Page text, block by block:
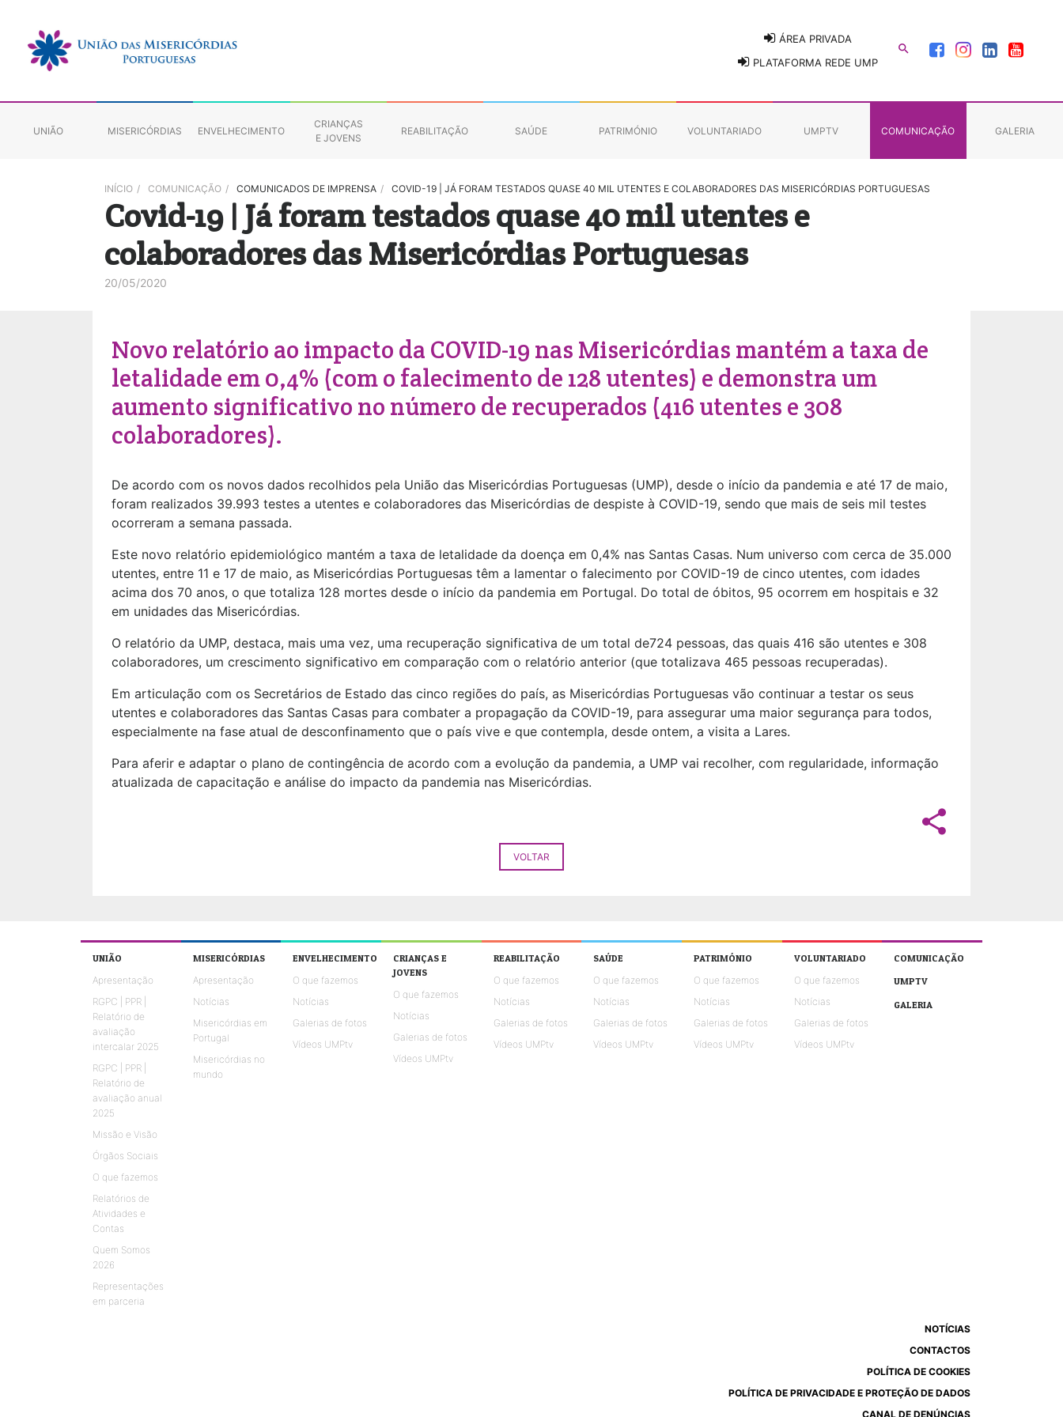
ÁREA PRIVADA
PLATAFORMA REDE UMP

UNIÃO MISERICÓRDIAS ENVELHECIMENTO
CRIANÇAS
E JOVENS
REABILITAÇÃO SAÚDE PATRIMÓNIO VOLUNTARIADO UMPTV COMUNICAÇÃO GALERIA
INÍCIO / COMUNICAÇÃO / COMUNICADOS DE IMPRENSA / COVID-19 | JÁ FORAM TESTADOS QUASE 40 MIL UTENTES E COLABORADORES DAS MISERICÓRDIAS PORTUGUESAS
Covid-19 | Já foram testados quase 40 mil utentes e
colaboradores das Misericórdias Portuguesas
20/05/2020
Novo relatório ao impacto da COVID-19 nas Misericórdias mantém a taxa de
letalidade em 0,4% (com o falecimento de 128 utentes) e demonstra um
aumento significativo no número de recuperados (416 utentes e 308
colaboradores).
De acordo com os novos dados recolhidos pela União das Misericórdias Portuguesas (UMP), desde o início da pandemia e até 17 de maio,
foram realizados 39.993 testes a utentes e colaboradores das Misericórdias de despiste à COVID-19, sendo que mais de seis mil testes
ocorreram a semana passada.
Este novo relatório epidemiológico mantém a taxa de letalidade da doença em 0,4% nas Santas Casas. Num universo com cerca de 35.000
utentes, entre 11 e 17 de maio, as Misericórdias Portuguesas têm a lamentar o falecimento por COVID-19 de cinco utentes, com idades
acima dos 70 anos, o que totaliza 128 mortes desde o início da pandemia em Portugal. Do total de óbitos, 95 ocorrem em hospitais e 32
em unidades das Misericórdias.
O relatório da UMP, destaca, mais uma vez, uma recuperação significativa de um total de724 pessoas, das quais 416 são utentes e 308
colaboradores, um crescimento significativo em comparação com o relatório anterior (que totalizava 465 pessoas recuperadas).
Em articulação com os Secretários de Estado das cinco regiões do país, as Misericórdias Portuguesas vão continuar a testar os seus
utentes e colaboradores das Santas Casas para combater a propagação da COVID-19, para assegurar uma maior segurança para todos,
especialmente na fase atual de desconfinamento que o país vive e que contempla, desde ontem, a visita a Lares.
Para aferir e adaptar o plano de contingência de acordo com a evolução da pandemia, a UMP vai recolher, com regularidade, informação
atualizada de capacitação e análise do impacto da pandemia nas Misericórdias.
share
VOLTAR
UNIÃO
Apresentação
RGPC | PPR |
Relatório de
avaliação
intercalar 2025
RGPC | PPR |
Relatório de
avaliação anual
2025
Missão e Visão
Órgãos Sociais
O que fazemos
Relatórios de
Atividades e
Contas
Quem Somos
2026
Representações
em parceria
MISERICÓRDIAS
Apresentação
Notícias
Misericórdias em
Portugal
Misericórdias no
mundo
ENVELHECIMENTO
O que fazemos
Notícias
Galerias de fotos
Vídeos UMPtv
CRIANÇAS E
JOVENS
O que fazemos
Notícias
Galerias de fotos
Vídeos UMPtv
REABILITAÇÃO
O que fazemos
Notícias
Galerias de fotos
Vídeos UMPtv
SAÚDE
O que fazemos
Notícias
Galerias de fotos
Vídeos UMPtv
PATRIMÓNIO
O que fazemos
Notícias
Galerias de fotos
Vídeos UMPtv
VOLUNTARIADO
O que fazemos
Notícias
Galerias de fotos
Vídeos UMPtv
COMUNICAÇÃO
UMPTV
GALERIA
NOTÍCIAS
CONTACTOS
POLÍTICA DE COOKIES
POLÍTICA DE PRIVACIDADE E PROTEÇÃO DE DADOS
CANAL DE DENÚNCIAS